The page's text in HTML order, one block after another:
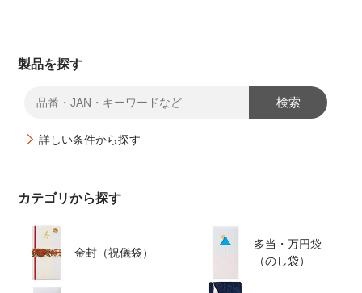
製品を探す
検索
詳しい条件から探す
カテゴリから探す
金封（祝儀袋）
多当・万円袋
（のし袋）